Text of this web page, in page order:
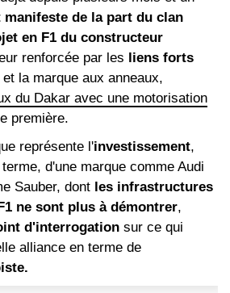
de la part du clan
en F1 du constructeur
renforcée par les liens forts
et la marque aux anneaux,
du Dakar avec une motorisation
première.
représente l'investissement,
d'une marque comme Audi
Sauber, dont les infrastructures
ne sont plus à démontrer,
d'interrogation sur ce qui
alliance en terme de